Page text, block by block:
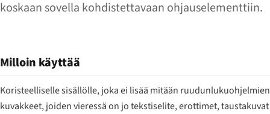
koskaan sovella kohdistettavaan ohjauselementtiin.
Milloin käyttää
Koristeelliselle sisällölle, joka ei lisää mitään
kuvakkeet, joiden vieressä on jo tekstiselite, erottimet,